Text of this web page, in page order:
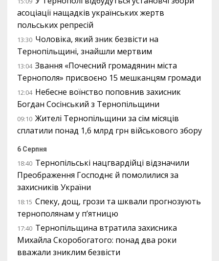
асоціації нащадків українських жертв
польських репресій
13:30 Чоловіка, який зник безвісти на
Тернопільщині, знайшли мертвим
13:04 Звання «Почесний громадянин міста
Тернополя» присвоєно 15 мешканцям громади
12:04 Небесне воїнство поповнив захисник
Богдан Сосінський з Тернопільщини
09:10 Жителі Тернопільщини за сім місяців
сплатили понад 1,6 млрд грн військового збору
6 Серпня
18:40 Тернопільські нацгвардійці відзначили
Преображення Господнє й помолилися за
захисників України
18:15 Спеку, дощ, грози та шквали прогнозують
тернополянам у п’ятницю
17:40 Тернопільщина втратила захисника
Михайла Скоробогатого: понад два роки
вважали зниклим безвісти